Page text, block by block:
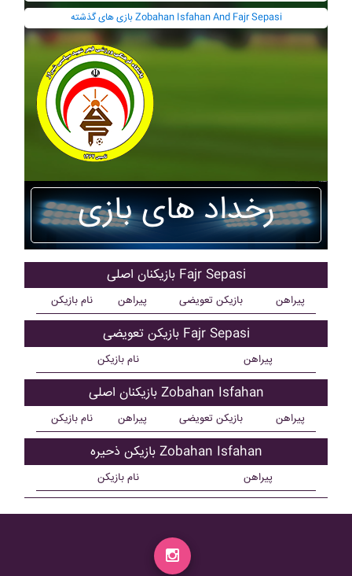
بازی های گذشته Zobahan Isfahan And Fajr Sepasi
رخداد های بازی
بازیکنان اصلی Fajr Sepasi
نام بازیکن پیراهن بازیکن تعویضی پیراهن
بازیکن تعویضی Fajr Sepasi
نام بازیکن پیراهن
بازیکنان اصلی Zobahan Isfahan
نام بازیکن پیراهن بازیکن تعویضی پیراهن
بازیکن ذحیره Zobahan Isfahan
نام بازیکن پیراهن